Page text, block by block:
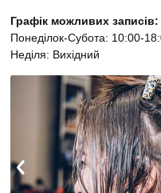
Графік можливих записів:
Понеділок-Субота: 10:00-
Неділя: Вихідний